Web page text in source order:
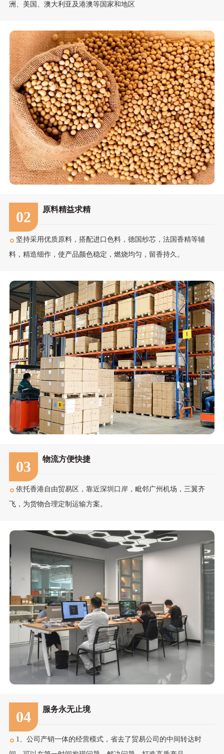
洲、美国、澳大利亚及港澳等国家和地区
02 原料精益求精
坚持采用优质原料，搭配进口色料，德国纱芯，法国香精等辅
料，精造细作，使产品颜色稳定，燃烧均匀，留香持久。
03 物流方便快捷
依托香港自由贸易区，靠近深圳口岸，毗邻广州机场，三翼齐
飞，为货物合理定制运输方案。
04 服务永无止境
1、公司产销一体的经营模式，省去了贸易公司的中间转达时